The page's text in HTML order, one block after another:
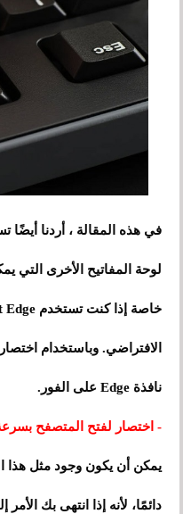
في هذه المقالة ، أردنا
لوحة المفاتيح الأخرى التي
الافتراضي. وباستخدام
نافذة Edge على الفور.
- اختصار لفتح المتصفح
يمكن أن يكون وجود مثل هذا
دائمًا، لأنه إذا انتهى بك